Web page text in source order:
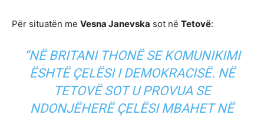
Për situatën me Vesna Janevska sot në Tetovë:
“NË BRITANI THONË SE KOMUNIKIMI
ËSHTË ÇELËSI I DEMOKRACISË. NË
TETOVË SOT U PROVUA SE
NDONJËHERË ÇELËSI MBAHET NË